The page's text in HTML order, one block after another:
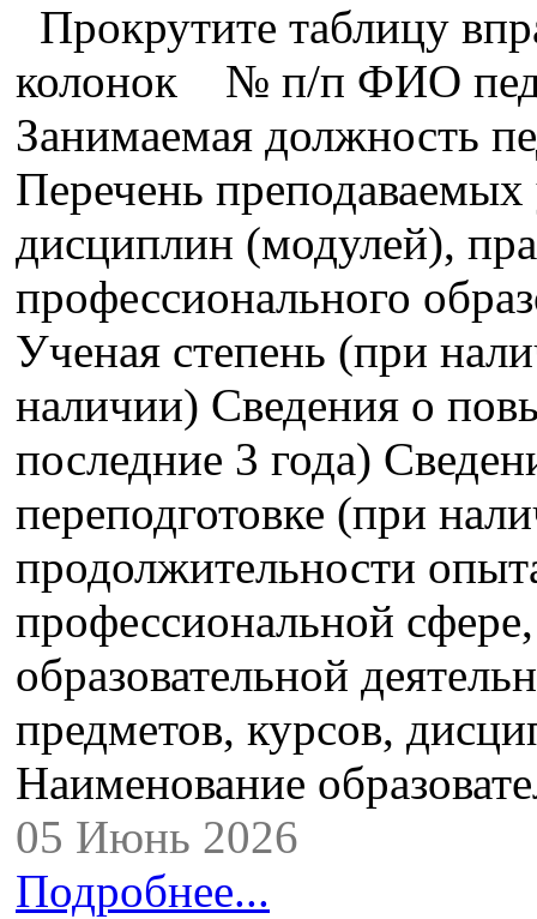
Прокрутите таблицу
колонок № п/п ФИО
Занимаемая должность
Перечень
дисциплин (модулей),
профессионального
Ученая степень (при
наличии) Сведения о
последние 3 года)
переподготовке (при
продолжительности
профессиональной
образовательной
предметов, курсов,
Наименование
05 Июнь 2026
Подробнее...